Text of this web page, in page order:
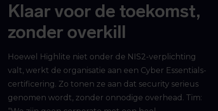
Klaar voor de toekomst,
zonder overkill
Hoewel Highlite niet onder de NIS2-verplichting
valt, werkt de organisatie aan een Cyber Essentials-
certificering. Zo tonen ze aan dat security serieus
genomen wordt, zonder onnodige overhead. Tim: